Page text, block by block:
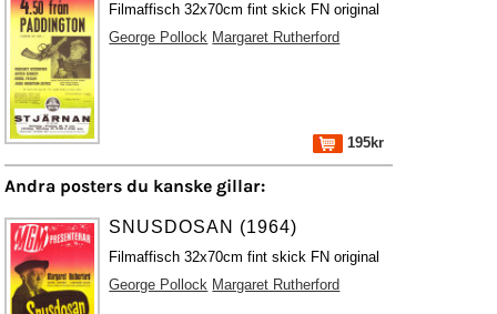
Filmaffisch 32x70cm fint skick FN original
George Pollock Margaret Rutherford
195kr
Andra posters du kanske gillar:
SNUSDOSAN (1964)
Filmaffisch 32x70cm fint skick FN original
George Pollock Margaret Rutherford